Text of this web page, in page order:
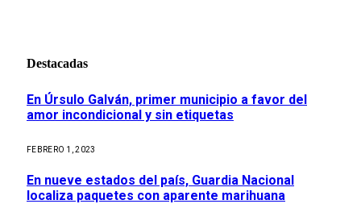
Destacadas
En Úrsulo Galván, primer municipio a favor del
amor incondicional y sin etiquetas
FEBRERO 1, 2023
En nueve estados del país, Guardia Nacional
localiza paquetes con aparente marihuana